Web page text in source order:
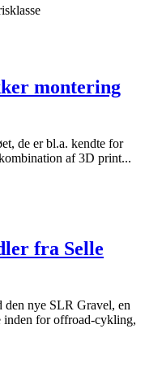
montering
de er bl.a. kendte for
af 3D print...
fra Selle
den nye SLR Gravel, en
inden for offroad-cykling,